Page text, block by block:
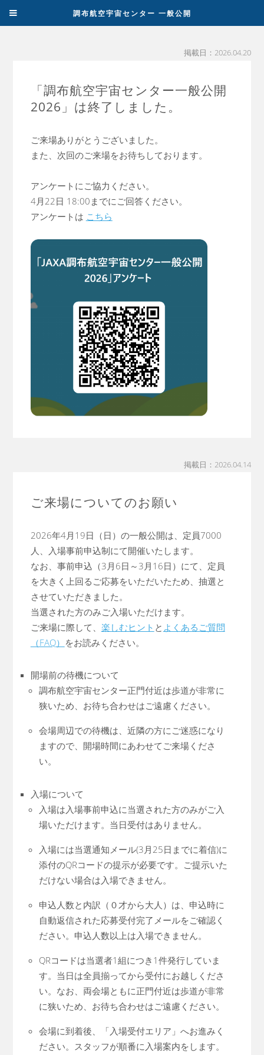
掲載日：2026.04.20
「調布航空宇宙センター一般公開
2026」は終了しました。
ご来場ありがとうございました。
また、次回のご来場をお待ちしております。
アンケートにご協力ください。
4月22日 18:00までにご回答ください。
アンケートは こちら
掲載日：2026.04.14
ご来場についてのお願い
2026年4月19日（日）の一般公開は、定員7000
人、入場事前申込制にて開催いたします。
なお、事前申込（3月6日～3月16日）にて、定員
を大きく上回るご応募をいただいたため、抽選と
させていただきました。
当選された方のみご入場いただけます。
ご来場に際して、 楽しむヒント と よくあるご質問
（FAQ） をお読みください。
開場前の待機について
調布航空宇宙センター正門付近は歩道が非常に
狭いため、お待ち合わせはご遠慮ください。
会場周辺での待機は、近隣の方にご迷惑になり
ますので、開場時間にあわせてご来場くださ
い。
入場について
入場は入場事前申込に当選された方のみがご入
場いただけます。当日受付はありません。
入場には当選通知メール(3月25日までに着信)に
添付のQRコードの提示が必要です。ご提示いた
だけない場合は入場できません。
申込人数と内訳（０才から大人）は、申込時に
自動返信された応募受付完了メールをご確認く
ださい。申込人数以上は入場できません。
QRコードは当選者1組につき1件発行していま
す。当日は全員揃ってから受付にお越しくださ
い。なお、両会場ともに正門付近は歩道が非常
に狭いため、お待ち合わせはご遠慮ください。
会場に到着後、「入場受付エリア」へお進みく
ださい。スタッフが順番に入場案内をします。
調布航空宇宙センター 一般公開